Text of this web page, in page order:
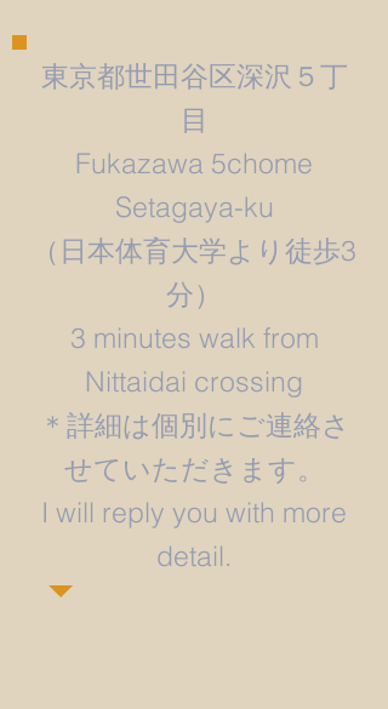
東京都世田谷区深沢５丁
目
Fukazawa 5chome
Setagaya-ku
​（日本体育大学より徒歩3
分）
3 minutes walk from
Nittaidai crossing
＊詳細は個別にご連絡さ
せていただきます。
​I will reply you with more
detail.